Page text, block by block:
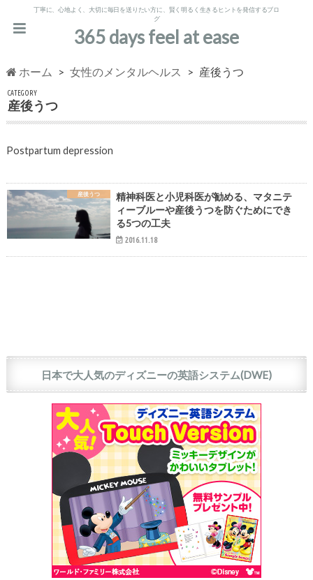
丁寧に、心地よく、大切に毎日を送りたい方に、賢く明るく生きるヒントを発信するブロ
グ
365 days feel at ease
ホーム 女性のメンタルヘルス 産後うつ
CATEGORY
産後うつ
Postpartum depression
産後うつ
精神科医と小児科医が勧める、マタニテ
ィーブルーや産後うつを防ぐためにでき
る5つの工夫
2016.11.18
日本で大人気のディズニーの英語システム(DWE)